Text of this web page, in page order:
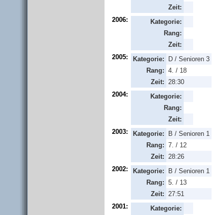
Zeit:
2006:
Kategorie:
Rang:
Zeit:
2005:
Kategorie:
D / Senioren 3
Rang: 4. / 18
Zeit:
28:30
2004:
Kategorie:
Rang:
Zeit:
2003:
Kategorie:
B / Senioren 1
Rang: 7. / 12
Zeit:
28:26
2002:
Kategorie:
B / Senioren 1
Rang: 5. / 13
Zeit:
27:51
2001:
Kategorie: